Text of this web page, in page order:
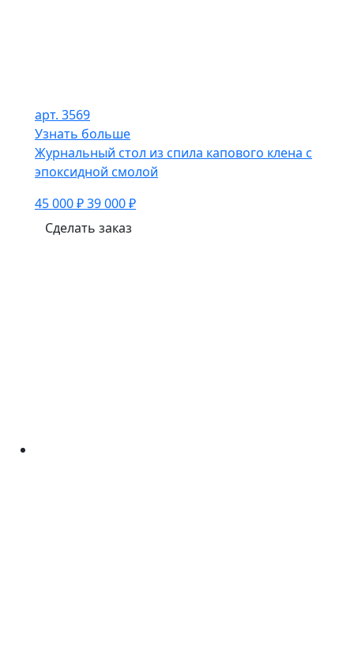
арт. 3569
Узнать больше
Журнальный стол из спила капового клена с
эпоксидной смолой
45 000 ₽39 000 ₽
Сделать заказ